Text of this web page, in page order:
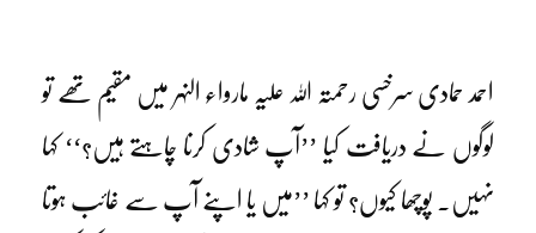
احمد حمادی سرخسی رحمتہ اللہ علیہ مارواء النہر میں مقیم تھے تو
لوگوں نے دریافت کیا ’’آپ شادی کرنا چاہتے ہیں؟‘‘ کہا
نہیں۔ پوچھا کیوں؟ تو کہا ’’میں یا اپنے آپ سے غائب ہوتا